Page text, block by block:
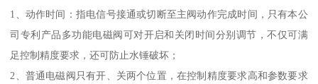
1、动作时间：指电信号接通或切断至主阀动作完成时间，只有本公
司专利产品多功能电磁阀可对开启和关闭时间分别调节，不仅可满
足控制精度要求，还可防止水锤破坏；
2、普通电磁阀只有开、关两个位置，在控制精度要求高和参数要求